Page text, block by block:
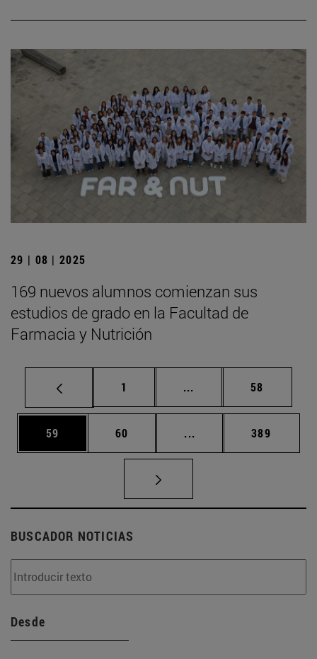
29 | 08 | 2025
169 nuevos alumnos comienzan sus
estudios de grado en la Facultad de
Farmacia y Nutrición
Página
1 ... Páginas intermedias
Página
58
Página
59 Página
60 ... Páginas intermedias
Página
389
BUSCADOR NOTICIAS
Desde